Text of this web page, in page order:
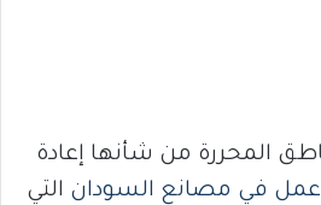
المحررة من شأنها إعادة
في مصانع السودان التي